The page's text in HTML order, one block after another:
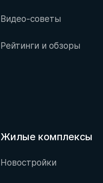
Видео-советы
Рейтинги и обзоры
Жилые комплексы
Новостройки